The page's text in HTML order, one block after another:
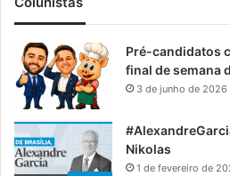
Pré-candidatos
final de semana
3 de junho de 2026
Nikolas
1 de fevereiro de